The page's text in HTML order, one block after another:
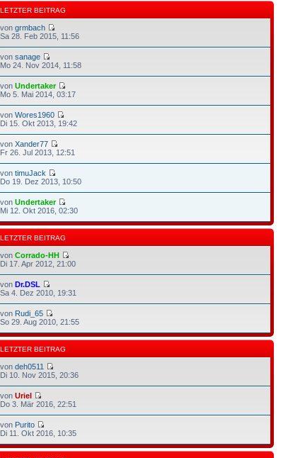
LETZTER BEITRAG
vongrmbach
Sa 28. Feb 2015, 11:56
vonsanage
Mo 24. Nov 2014, 11:58
vonUndertaker
Mo 5. Mai 2014, 03:17
vonWores1960
Di 15. Okt 2013, 19:42
vonXander77
Fr 26. Jul 2013, 12:51
vontimuJack
Do 19. Dez 2013, 10:50
vonUndertaker
Mi 12. Okt 2016, 02:30
LETZTER BEITRAG
vonCorrado-HH
Di 17. Apr 2012, 21:00
vonDr.DSL
Sa 4. Dez 2010, 19:31
von Rudi_65
So 29. Aug 2010, 21:55
LETZTER BEITRAG
vondeh0511
Di 10. Nov 2015, 20:36
vonUriel
Do 3. Mär 2016, 22:51
von Purito
Di 11. Okt 2016, 10:35